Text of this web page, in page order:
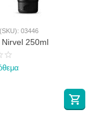
03446
Nirvel 250ml